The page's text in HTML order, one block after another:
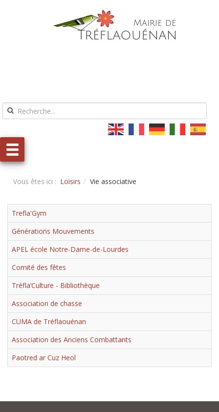
Aller au menu
Vous êtes ici : Loisirs Vie associative
Trefla'Gym
Générations Mouvements
APEL école Notre-Dame-de-Lourdes
Comité des fêtes
Tréfla’Culture - Bibliothèque
Association de chasse
CUMA de Tréflaouénan
Association des Anciens Combattants
Paotred ar Cuz Heol